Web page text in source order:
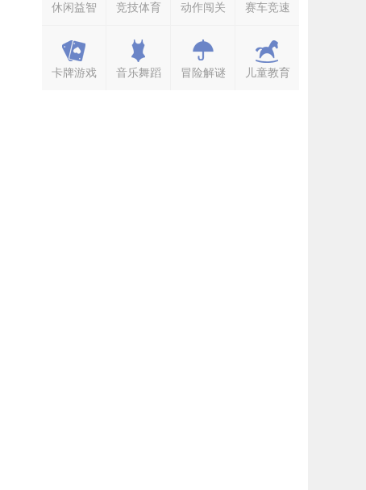
休闲益智 竞技体育 动作闯关 赛车竞速
卡牌游戏 音乐舞蹈 冒险解谜 儿童教育